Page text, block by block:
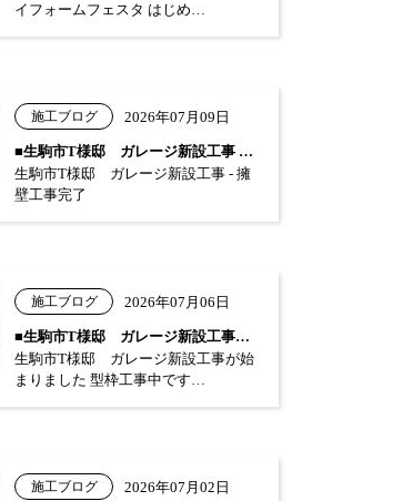
イフォームフェスタ はじめ…
施工ブログ 2026年07月09日
■生駒市T様邸 ガレージ新設工事 …
生駒市T様邸 ガレージ新設工事 - 擁
壁工事完了
施工ブログ 2026年07月06日
■生駒市T様邸 ガレージ新設工事が始まり…
生駒市T様邸 ガレージ新設工事が始
まりました 型枠工事中です…
施工ブログ 2026年07月02日